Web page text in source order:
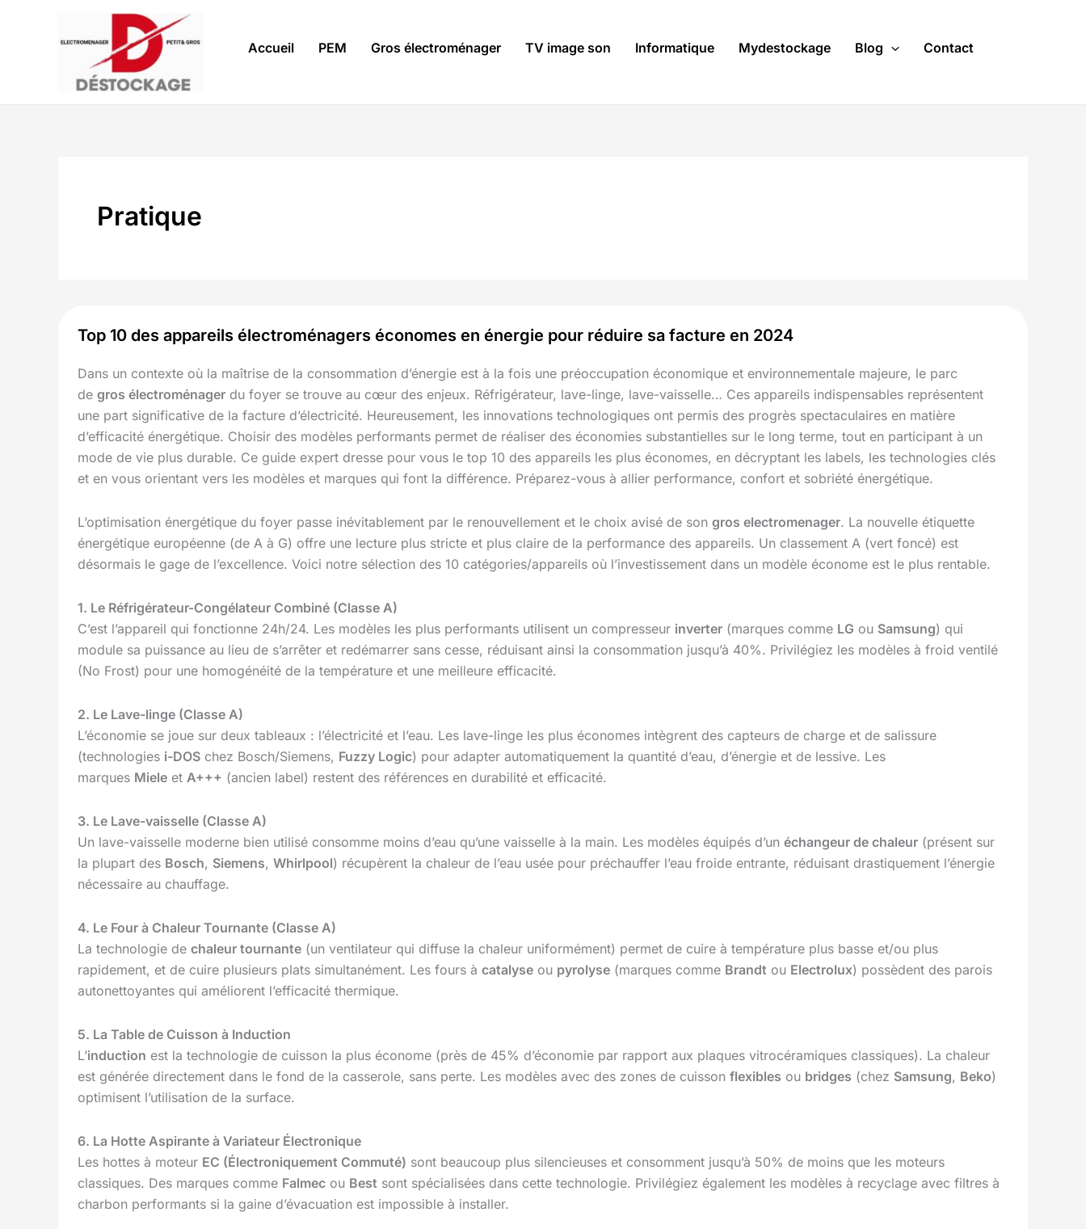
Accueil PEM Gros électroménager TV image son Informatique Mydestockage Blog Contact
Pratique
Top 10 des appareils électroménagers économes en énergie pour réduire sa facture en 2024
Dans un contexte où la maîtrise de la consommation d’énergie est à la fois une préoccupation économique et environnementale majeure, le parc
de gros électroménager du foyer se trouve au cœur des enjeux. Réfrigérateur, lave-linge, lave-vaisselle… Ces appareils indispensables représentent
une part significative de la facture d’électricité. Heureusement, les innovations technologiques ont permis des progrès spectaculaires en matière
d’efficacité énergétique. Choisir des modèles performants permet de réaliser des économies substantielles sur le long terme, tout en participant à un
mode de vie plus durable. Ce guide expert dresse pour vous le top 10 des appareils les plus économes, en décryptant les labels, les technologies clés
et en vous orientant vers les modèles et marques qui font la différence. Préparez-vous à allier performance, confort et sobriété énergétique.
L’optimisation énergétique du foyer passe inévitablement par le renouvellement et le choix avisé de son gros electromenager. La nouvelle étiquette
énergétique européenne (de A à G) offre une lecture plus stricte et plus claire de la performance des appareils. Un classement A (vert foncé) est
désormais le gage de l’excellence. Voici notre sélection des 10 catégories/appareils où l’investissement dans un modèle économe est le plus rentable.
1. Le Réfrigérateur-Congélateur Combiné (Classe A)
C’est l’appareil qui fonctionne 24h/24. Les modèles les plus performants utilisent un compresseur inverter (marques comme LG ou Samsung) qui
module sa puissance au lieu de s’arrêter et redémarrer sans cesse, réduisant ainsi la consommation jusqu’à 40%. Privilégiez les modèles à froid ventilé
(No Frost) pour une homogénéité de la température et une meilleure efficacité.
2. Le Lave-linge (Classe A)
L’économie se joue sur deux tableaux : l’électricité et l’eau. Les lave-linge les plus économes intègrent des capteurs de charge et de salissure
(technologies i-DOS chez Bosch/Siemens, Fuzzy Logic) pour adapter automatiquement la quantité d’eau, d’énergie et de lessive. Les
marques Miele et A+++ (ancien label) restent des références en durabilité et efficacité.
3. Le Lave-vaisselle (Classe A)
Un lave-vaisselle moderne bien utilisé consomme moins d’eau qu’une vaisselle à la main. Les modèles équipés d’un échangeur de chaleur (présent sur
la plupart des Bosch, Siemens, Whirlpool) récupèrent la chaleur de l’eau usée pour préchauffer l’eau froide entrante, réduisant drastiquement l’énergie
nécessaire au chauffage.
4. Le Four à Chaleur Tournante (Classe A)
La technologie de chaleur tournante (un ventilateur qui diffuse la chaleur uniformément) permet de cuire à température plus basse et/ou plus
rapidement, et de cuire plusieurs plats simultanément. Les fours à catalyse ou pyrolyse (marques comme Brandt ou Electrolux) possèdent des parois
autonettoyantes qui améliorent l’efficacité thermique.
5. La Table de Cuisson à Induction
L’induction est la technologie de cuisson la plus économe (près de 45% d’économie par rapport aux plaques vitrocéramiques classiques). La chaleur
est générée directement dans le fond de la casserole, sans perte. Les modèles avec des zones de cuisson flexibles ou bridges (chez Samsung, Beko)
optimisent l’utilisation de la surface.
6. La Hotte Aspirante à Variateur Électronique
Les hottes à moteur EC (Électroniquement Commuté) sont beaucoup plus silencieuses et consomment jusqu’à 50% de moins que les moteurs
classiques. Des marques comme Falmec ou Best sont spécialisées dans cette technologie. Privilégiez également les modèles à recyclage avec filtres à
charbon performants si la gaine d’évacuation est impossible à installer.